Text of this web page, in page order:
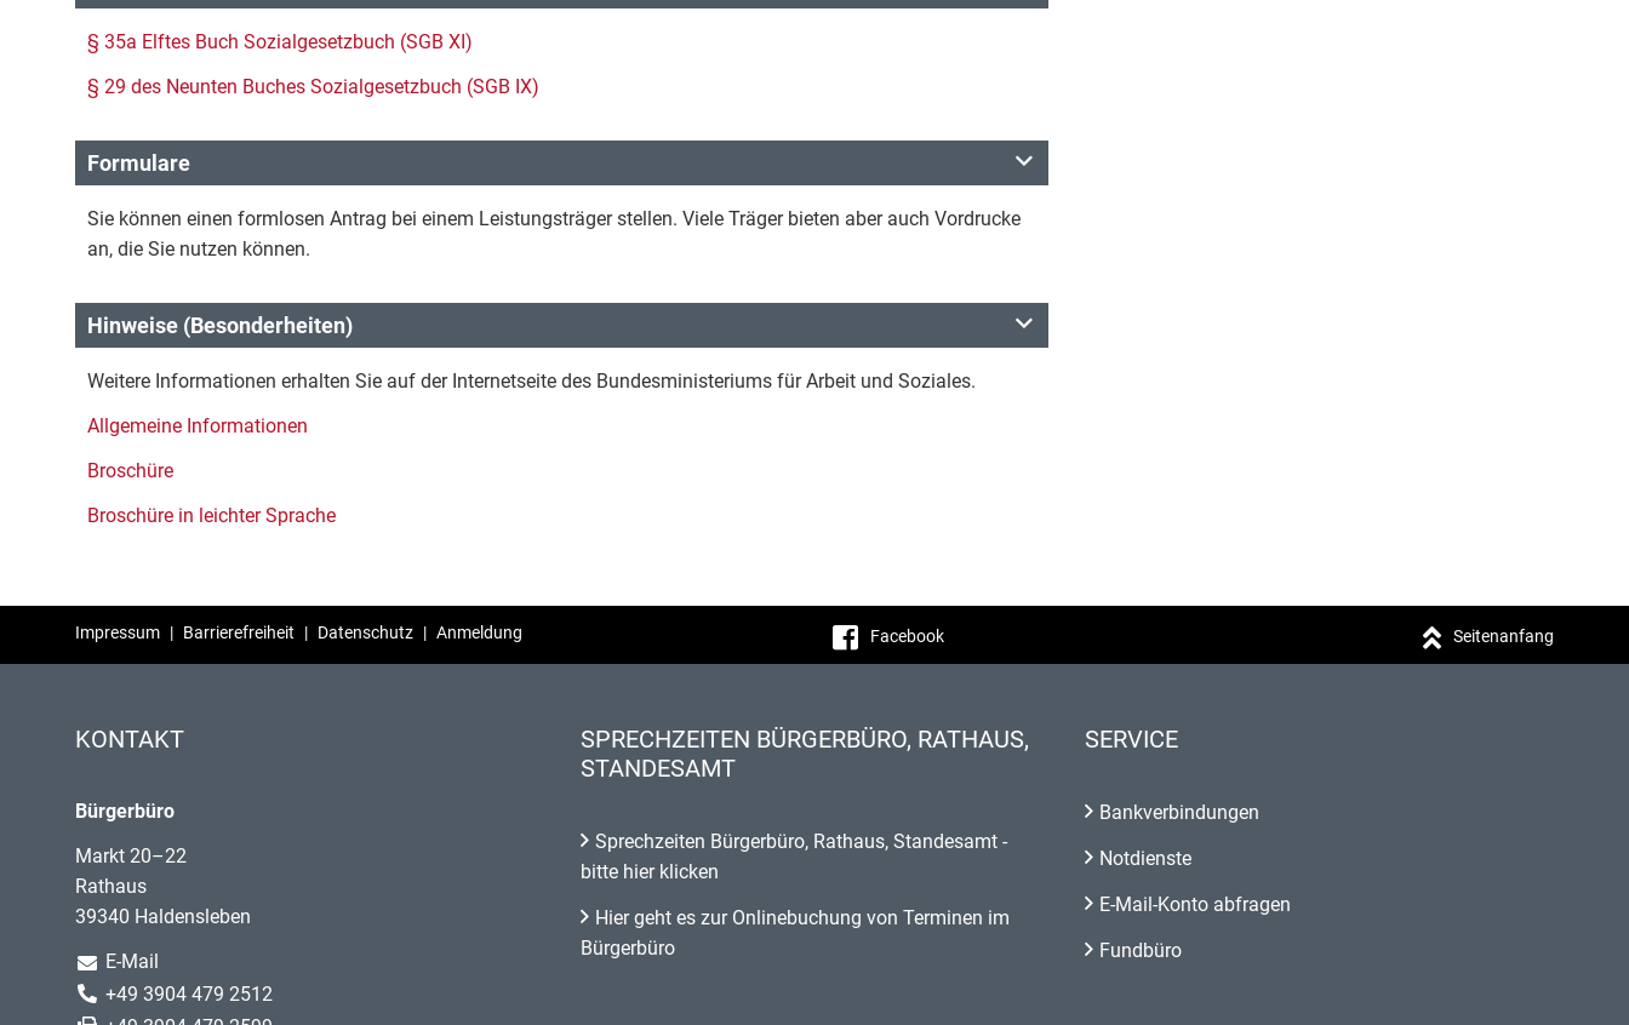
§ 35a Elftes Buch Sozialgesetzbuch (SGB XI)
§ 29 des Neunten Buches Sozialgesetzbuch (SGB IX)
Formulare
Sie können einen formlosen Antrag bei einem Leistungsträger stellen. Viele Träger bieten aber auch Vordrucke
an, die Sie nutzen können.
Hinweise (Besonderheiten)
Weitere Informationen erhalten Sie auf der Internetseite des Bundesministeriums für Arbeit und Soziales.
Allgemeine Informationen
Broschüre
Broschüre in leichter Sprache
Impressum | Barrierefreiheit | Datenschutz | Anmeldung Facebook Seitenanfang
KONTAKT
Bürgerbüro
Markt 20–22
Rathaus
39340 Haldensleben
E-Mail
+49 3904 479 2512
SPRECHZEITEN BÜRGERBÜRO, RATHAUS,
STANDESAMT
Sprechzeiten Bürgerbüro, Rathaus, Standesamt -
bitte hier klicken
Hier geht es zur Onlinebuchung von Terminen im
Bürgerbüro
SERVICE
Bankverbindungen
Notdienste
E-Mail-Konto abfragen
Fundbüro